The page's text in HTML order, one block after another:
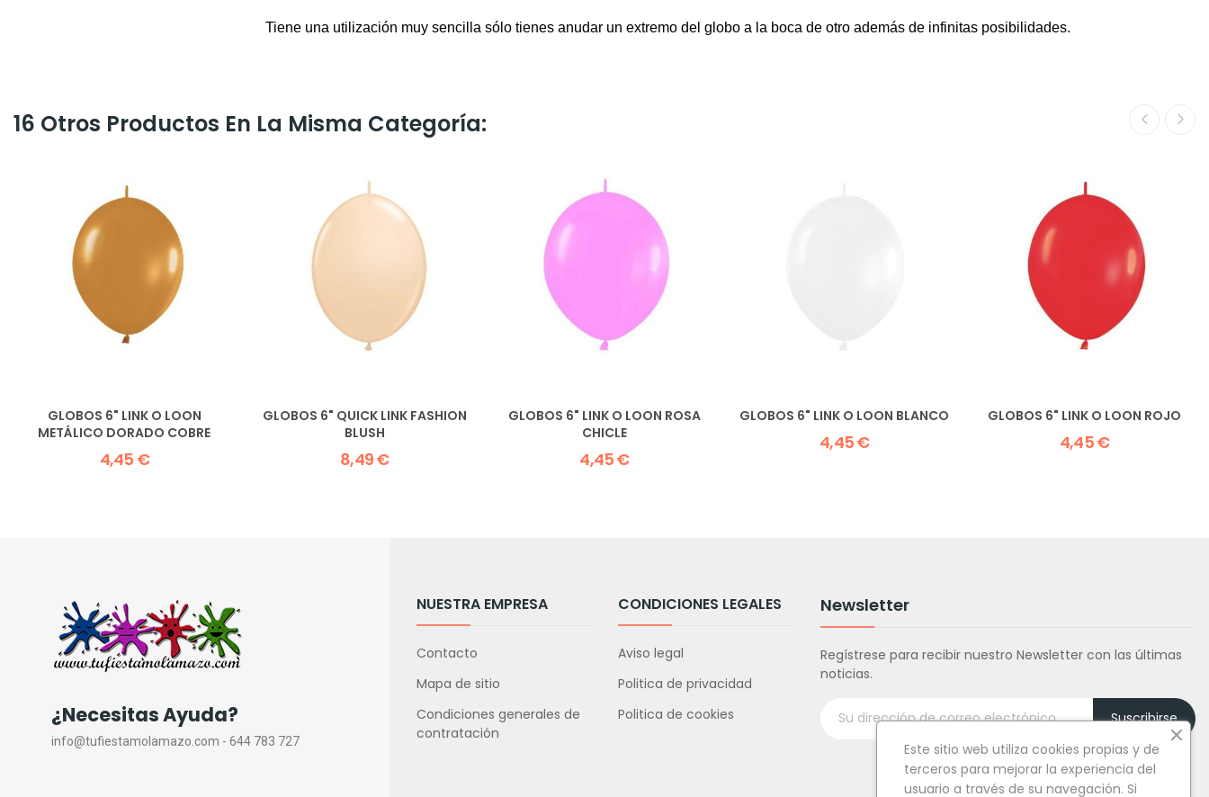
Tiene una utilización muy sencilla sólo tienes anudar un extremo del globo a la boca de otro además de infinitas posibilidades.
16 Otros Productos En La Misma Categoría:
GLOBOS 6" LINK O LOON
METÁLICO DORADO COBRE
4,45 €
GLOBOS 6" QUICK LINK FASHION
BLUSH
8,49 €
GLOBOS 6" LINK O LOON ROSA
CHICLE
4,45 €
GLOBOS 6" LINK O LOON BLANCO
4,45 €
GLOBOS 6" LINK O LOON ROJO
4,45 €
¿Necesitas Ayuda?
info@tufiestamolamazo.com - 644 783 727
NUESTRA EMPRESA
Contacto
Mapa de sitio
Condiciones generales de
contratación
CONDICIONES LEGALES
Aviso legal
Politica de privacidad
Politica de cookies
Newsletter
Regístrese para recibir nuestro Newsletter con las últimas
noticias.
Suscribirse
Este sitio web utiliza cookies propias y de
terceros para mejorar la experiencia del
usuario a través de su navegación. Si